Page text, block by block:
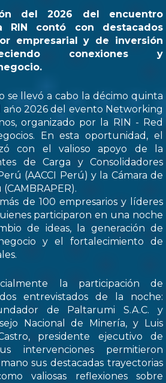
del 2026 del encuentro
RIN contó con destacados
empresarial y de inversión
conexiones y
se llevó a cabo la décimo quinta
ańo 2026 del evento Networking
organizado por la RIN - Red
En esta oportunidad, el
con el valioso apoyo de la
de Carga y Consolidadores
(AACCI Perú) y la Cámara de
de 100 empresarios y líderes
participaron en una noche
de ideas, la generación de
y el fortalecimiento de
la participación de
entrevistados de la noche:
de Paltarumi S.A.C. y
Nacional de Minería, y Luis
presidente ejecutivo de
intervenciones permitieron
sus destacadas trayectorias
valiosas reflexiones sobre